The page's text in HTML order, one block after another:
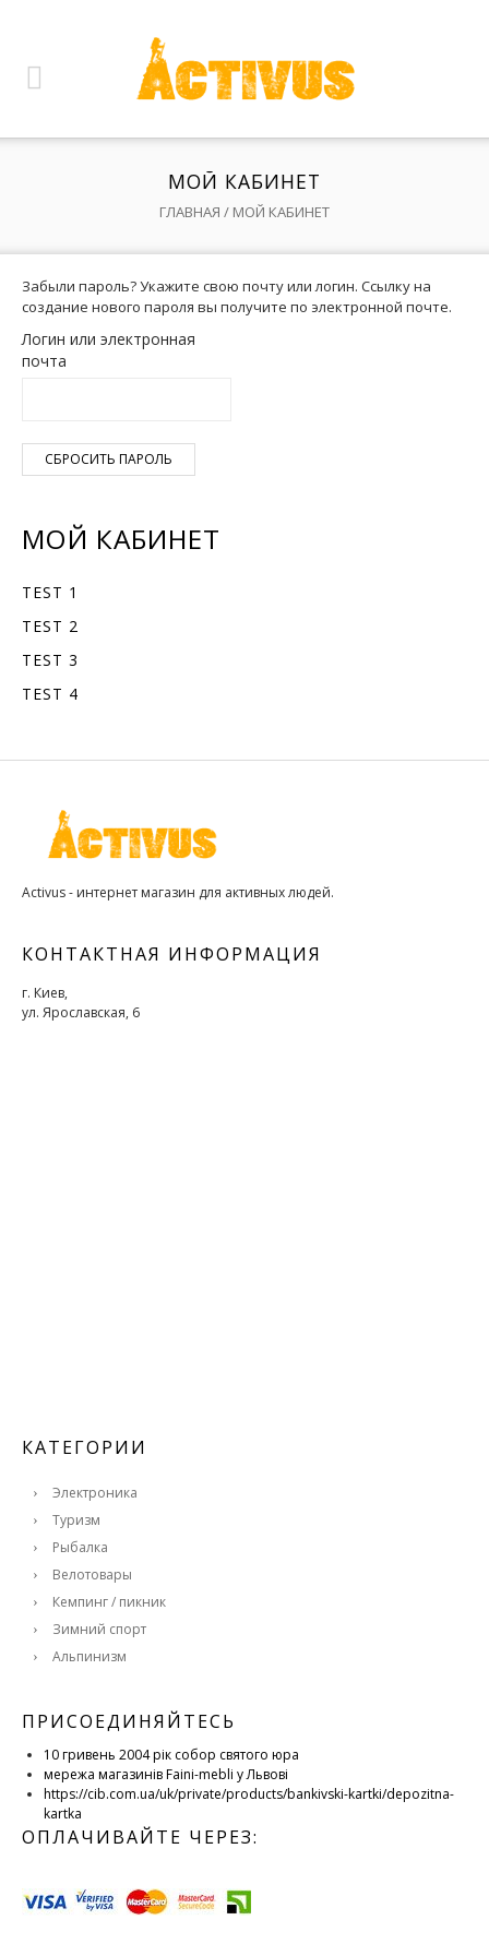
МОЙ КАБИНЕТ
ГЛАВНАЯ / МОЙ КАБИНЕТ
МОЙ КАБИНЕТ
TEST 1
TEST 2
TEST 3
TEST 4
Забыли пароль? Укажите свою почту или логин. Ссылку на
создание нового пароля вы получите по электронной почте.
Логин или электронная
почта
Activus - интернет магазин для активных людей.
КОНТАКТНАЯ ИНФОРМАЦИЯ
г. Киев,
ул. Ярославская, 6
КАТЕГОРИИ
Электроника
Туризм
Рыбалка
Велотовары
Кемпинг / пикник
Зимний спорт
Альпинизм
ПРИСОЕДИНЯЙТЕСЬ
10 гривень 2004 рік собор святого юра
мережа магазинів Faini-mebli у Львові
https://cib.com.ua/uk/private/products/bankivski-kartki/depozitna-
kartka
ОПЛАЧИВАЙТЕ ЧЕРЕЗ: